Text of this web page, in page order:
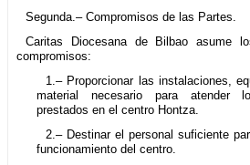
Segunda.– Compromisos de las Partes.
Caritas Diocesana de Bilbao asume
compromisos:
1.– Proporcionar las instalaciones,
material necesario para atender
prestados en el centro Hontza.
2.– Destinar el personal suficiente
funcionamiento del centro.